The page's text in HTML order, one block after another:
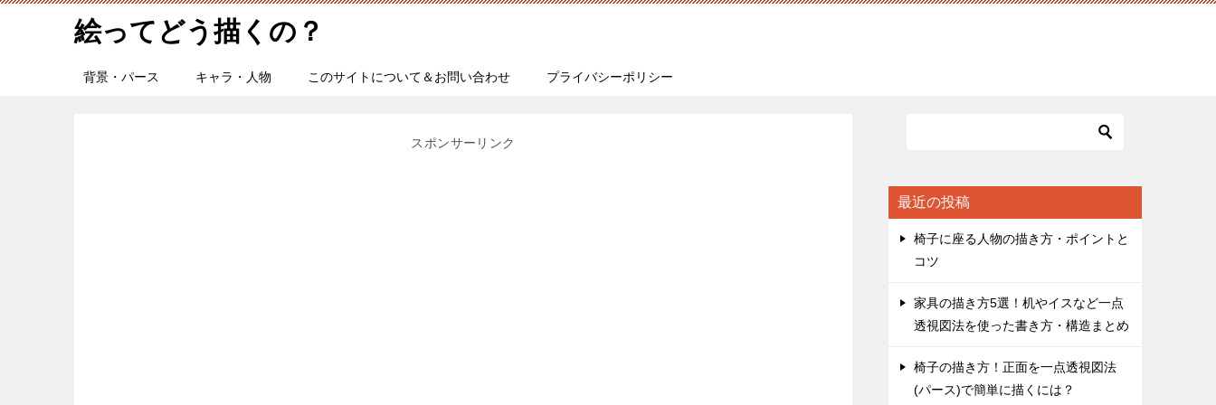
絵ってどう描くの？
背景・パース キャラ・人物 このサイトについて＆お問い合わせ プライバシーポリシー
スポンサーリンク
最近の投稿
椅子に座る人物の描き方・ポイントと
コツ
家具の描き方5選！机やイスなど一点
透視図法を使った書き方・構造まとめ
椅子の描き方！正面を一点透視図法
(パース)で簡単に描くには？